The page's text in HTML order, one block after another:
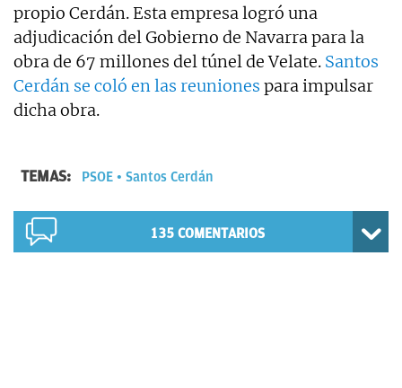
propio Cerdán. Esta empresa logró una
adjudicación del Gobierno de Navarra para la
obra de 67 millones del túnel de Velate. Santos
Cerdán se coló en las reuniones para impulsar
dicha obra.
TEMAS: PSOE Santos Cerdán
135 COMENTARIOS